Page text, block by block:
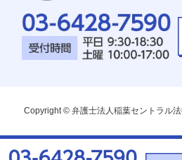
Copyright © 弁護士法人稲葉セントラル